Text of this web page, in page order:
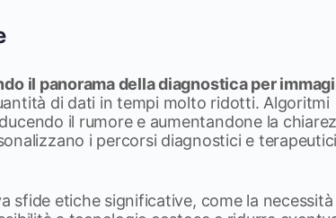
il panorama della diagnostica per
di dati in tempi molto ridotti. Algoritmi
il rumore e aumentandone la
i percorsi diagnostici e
sfide etiche significative, come la necessità